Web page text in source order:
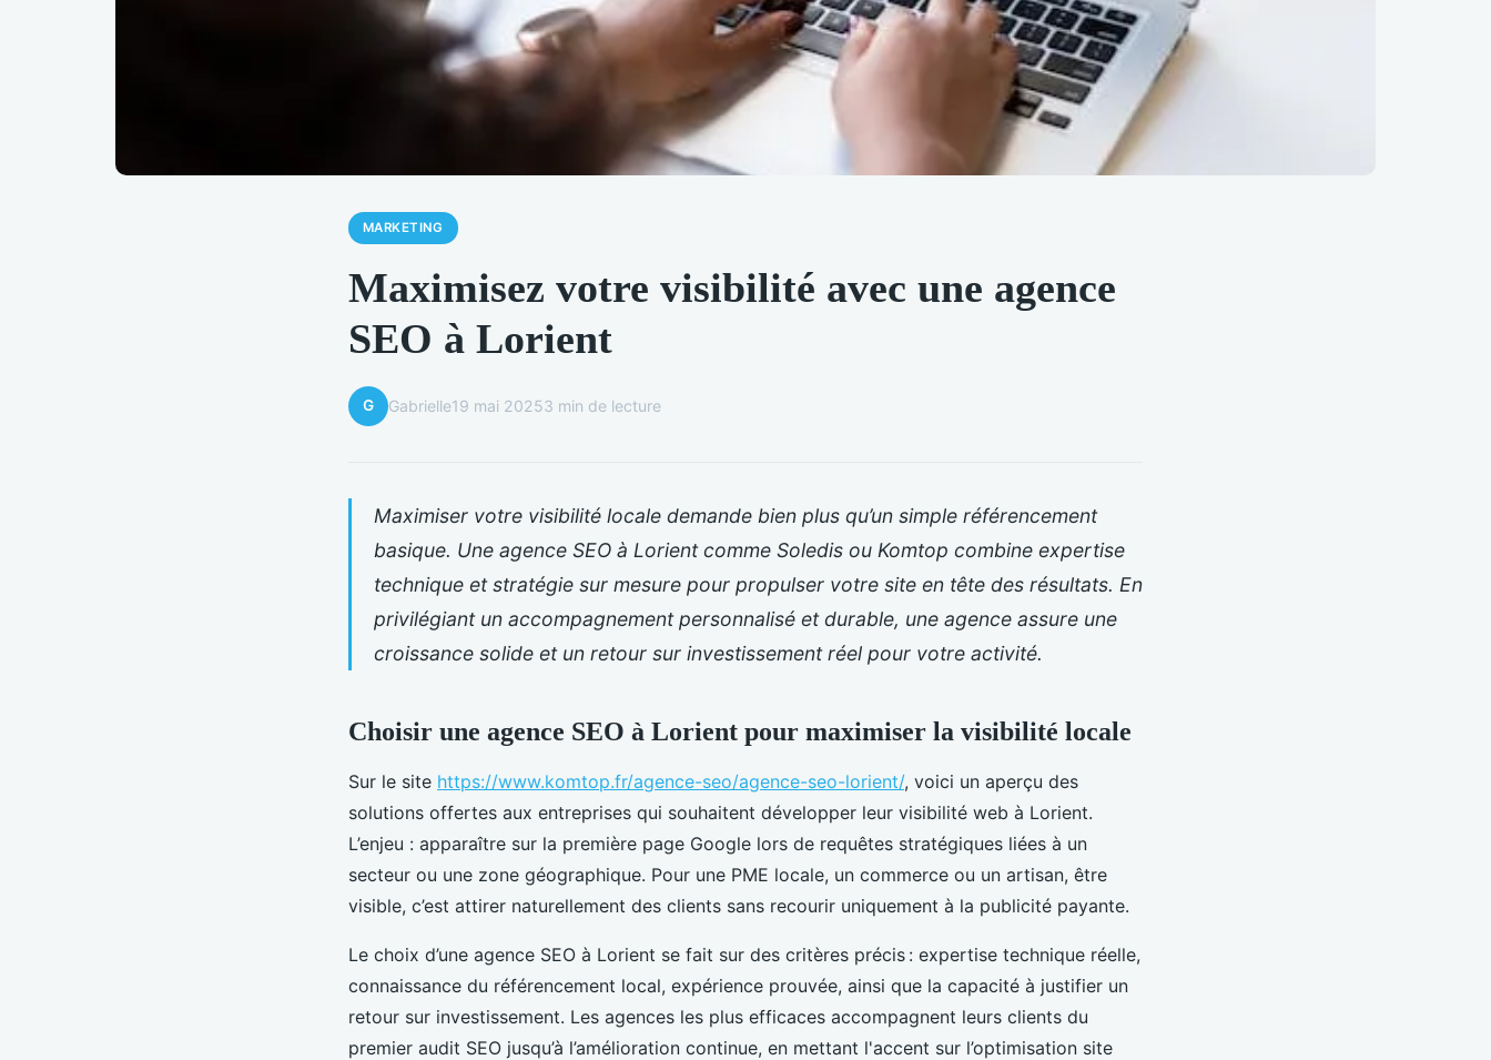
MARKETING
Maximisez votre visibilité avec une agence
SEO à Lorient
G Gabrielle19 mai 20253 min de lecture
Maximiser votre visibilité locale demande bien plus qu’un simple référencement
basique. Une agence SEO à Lorient comme Soledis ou Komtop combine expertise
technique et stratégie sur mesure pour propulser votre site en tête des résultats. En
privilégiant un accompagnement personnalisé et durable, une agence assure une
croissance solide et un retour sur investissement réel pour votre activité.
Choisir une agence SEO à Lorient pour maximiser la visibilité locale
Sur le site https://www.komtop.fr/agence-seo/agence-seo-lorient/, voici un aperçu des
solutions offertes aux entreprises qui souhaitent développer leur visibilité web à Lorient.
L’enjeu : apparaître sur la première page Google lors de requêtes stratégiques liées à un
secteur ou une zone géographique. Pour une PME locale, un commerce ou un artisan, être
visible, c’est attirer naturellement des clients sans recourir uniquement à la publicité payante.
Le choix d’une agence SEO à Lorient se fait sur des critères précis : expertise technique réelle,
connaissance du référencement local, expérience prouvée, ainsi que la capacité à justifier un
retour sur investissement. Les agences les plus efficaces accompagnent leurs clients du
premier audit SEO jusqu’à l’amélioration continue, en mettant l'accent sur l’optimisation site